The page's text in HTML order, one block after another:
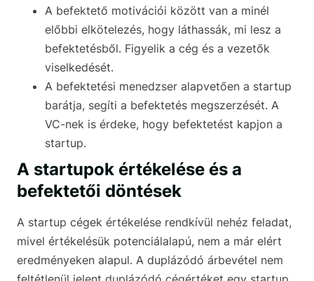
A befektető motivációi között van a minél
előbbi elkötelezés, hogy láthassák, mi lesz a
befektetésből. Figyelik a cég és a vezetők
viselkedését.
A befektetési menedzser alapvetően a startup
barátja, segíti a befektetés megszerzését. A
VC-nek is érdeke, hogy befektetést kapjon a
startup.
A startupok értékelése és a
befektetői döntések
A startup cégek értékelése rendkívül nehéz feladat,
mivel értékelésük potenciálalapú, nem a már elért
eredményeken alapul. A duplázódó árbevétel nem